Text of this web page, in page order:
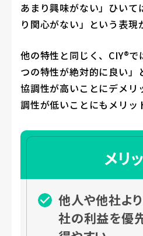
あまり興味がない」ひいて
り関心がない」という表現
他の特性と同じく、CIY®
つの特性が絶対的に良い」
協調性が高いことにデメリ
調性が低いことにもメリッ
メリ
他人や他社よ
社の利益を優